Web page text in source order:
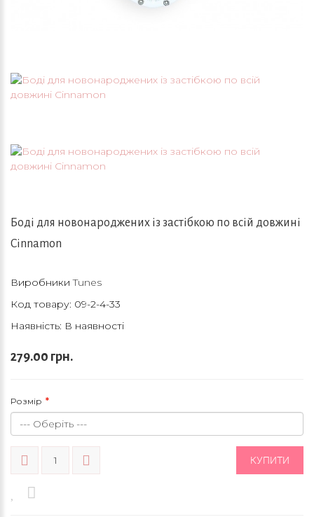
Боді для новонароджених із застібкою по всій довжині
Cinnamon
ВиробникиTunes
Код товару: 09-2-4-33
Наявність: В наявності
279.00 грн.
Розмір
КУПИТИ